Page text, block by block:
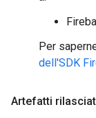
Per
dell'SDK
Artefatti